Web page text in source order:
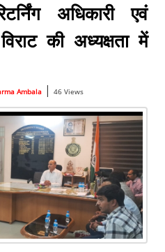
अधिकारी एवं
की अध्यक्षता में
Ambala| 46 Views